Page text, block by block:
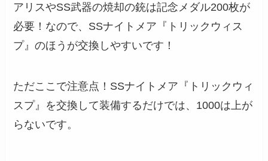
アリスやSS武器の焼却の銃は記念メダル200枚が
必要！なので、SSナイトメア『トリックウィス
プ』のほうが交換しやすいです！
ただここで注意点！SSナイトメア『トリックウィ
スプ』を交換して装備するだけでは、1000は上が
らないです。